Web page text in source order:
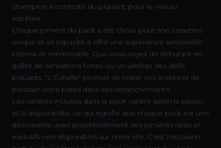
champion incontesté du piquant, pour le niveau
extrême.
Chaque piment du pack a été choisi pour son caractère
unique et sa capacité à offrir une expérience sensorielle
intense et mémorable. Que vous soyez un débutant en
quête de sensations fortes ou un vétéran des défis
piquants, "L'Échelle" promet de tester vos limites et de
pousser votre palais dans ses retranchements.
Les variétés incluses dans le pack varient selon la saison
et la disponibilité, ce qui signifie que chaque pack est une
découverte, avec potentiellement des piments rares et
exclusifs non disponibles sur notre site. C'est l'occasion